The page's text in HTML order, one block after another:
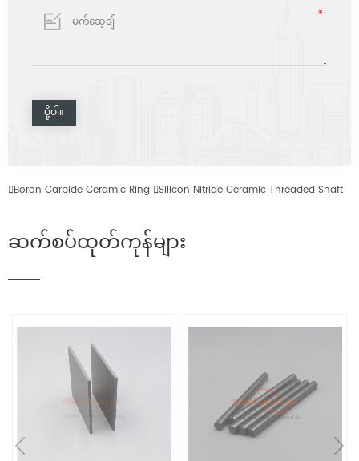
Boron Carbide Ceramic Ring Silicon Nitride Ceramic Threaded Shaft
ဆက်စပ်ထုတ်ကုန်များ